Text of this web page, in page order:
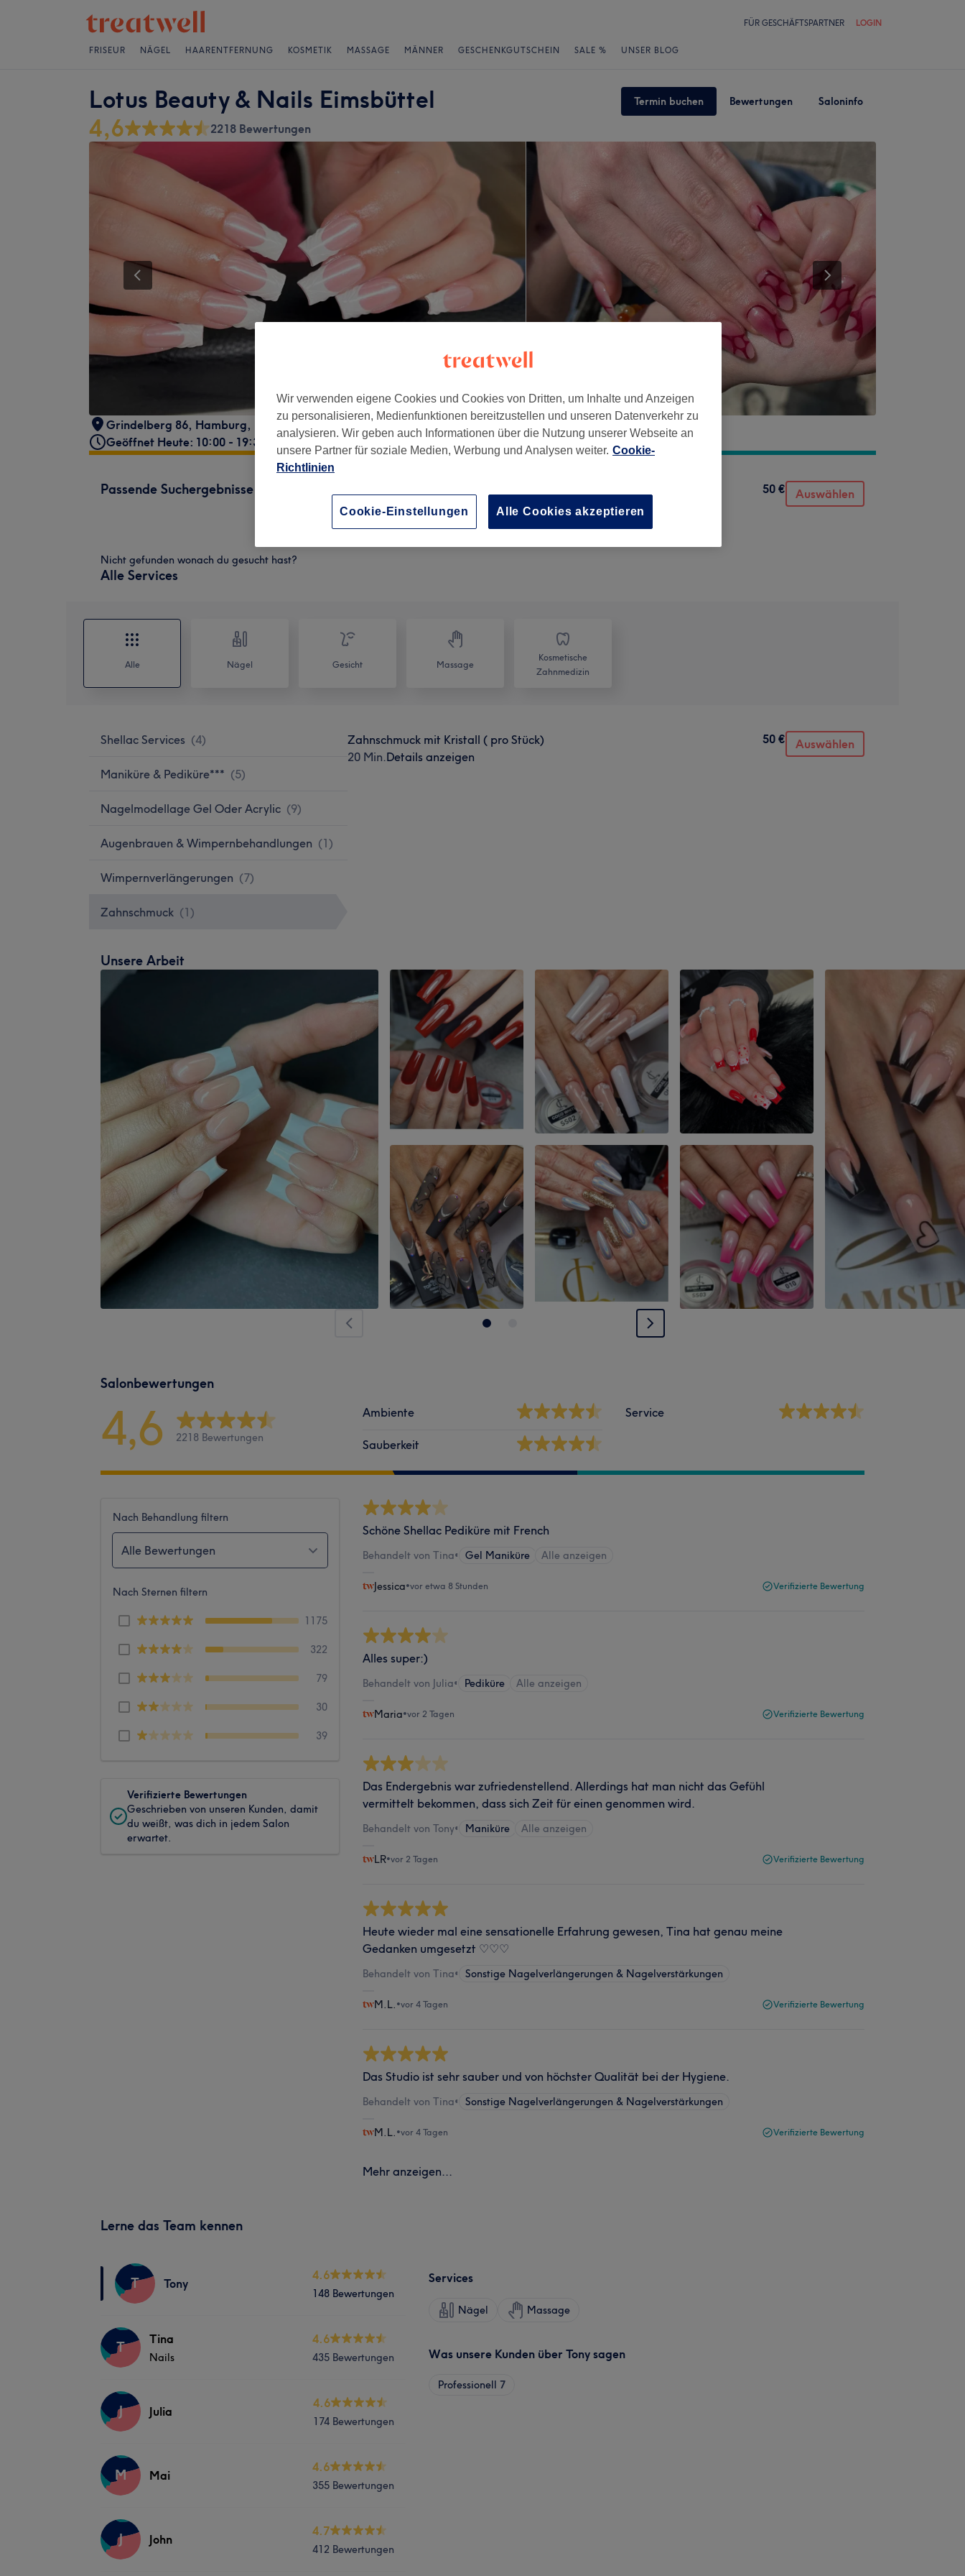
FÜR GESCHÄFTSPARTNER LOGIN
FRISEUR NÄGEL HAARENTFERNUNG KOSMETIK MASSAGE MÄNNER GESCHENKGUTSCHEIN SALE % UNSER BLOG
Lotus Beauty & Nails Eimsbüttel Termin buchen Bewertungen Saloninfo
4,6 2218 Bewertungen
Grindelberg 86, Hamburg, Eimsbüttel, 20144
Geöffnet Heute: 10:00 - 19:30
Passende Suchergebnisse
20 Min.Details anzeigen
50 € Auswählen
Nicht gefunden wonach du gesucht hast?
Alle Services
Alle Nägel Gesicht Massage
Kosmetische
Zahnmedizin
Shellac Services (4)
Maniküre & Pediküre*** (5)
Nagelmodellage Gel Oder Acrylic (9)
Augenbrauen & Wimpernbehandlungen (1)
Wimpernverlängerungen (7)
Zahnschmuck (1 )
Zahnschmuck mit Kristall ( pro Stück)
20 Min.Details anzeigen
50 € Auswählen
Unsere Arbeit
Salonbewertungen
4,6 2218 Bewertungen
Ambiente
Sauberkeit
Service
Nach Behandlung filtern
Alle Bewertungen
Nach Sternen filtern
1175
322
79
30
39
Verifizierte Bewertungen
Geschrieben von unseren Kunden, damit
du weißt, was dich in jedem Salon
erwartet.
Schöne Shellac Pediküre mit French
Behandelt von Tina• Gel Maniküre Alle anzeigen
Jessica•vor etwa 8 Stunden Verifizierte Bewertung
Alles super:)
Behandelt von Julia• Pediküre Alle anzeigen
Maria•vor 2 Tagen Verifizierte Bewertung
Das Endergebnis war zufriedenstellend. Allerdings hat man nicht das Gefühl
vermittelt bekommen, dass sich Zeit für einen genommen wird.
Behandelt von Tony• Maniküre Alle anzeigen
LR•vor 2 Tagen Verifizierte Bewertung
Heute wieder mal eine sensationelle Erfahrung gewesen, Tina hat genau meine
Gedanken umgesetzt ♡♡♡
Behandelt von Tina• Sonstige Nagelverlängerungen & Nagelverstärkungen
M.L. •vor 4 Tagen Verifizierte Bewertung
Das Studio ist sehr sauber und von höchster Qualität bei der Hygiene.
Behandelt von Tina• Sonstige Nagelverlängerungen & Nagelverstärkungen
M.L. •vor 4 Tagen Verifizierte Bewertung
Mehr anzeigen...
Lerne das Team kennen
T Tony
4.6
148 Bewertungen
T Tina
Nails
4.6
435 Bewertungen
J Julia
4.6
174 Bewertungen
M Mai
4.6
355 Bewertungen
J John
4.7
412 Bewertungen
Services
Nägel Massage
Was unsere Kunden über Tony sagen
Professionell 7
Wir verwenden eigene Cookies und Cookies von Dritten, um Inhalte und Anzeigen
zu personalisieren, Medienfunktionen bereitzustellen und unseren Datenverkehr zu
analysieren. Wir geben auch Informationen über die Nutzung unserer Webseite an
unsere Partner für soziale Medien, Werbung und Analysen weiter. Cookie-
Richtlinien
Cookie-Einstellungen Alle Cookies akzeptieren